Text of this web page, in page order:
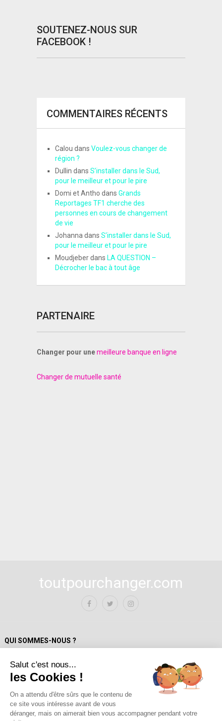
SOUTENEZ-NOUS SUR
FACEBOOK !
COMMENTAIRES RÉCENTS
Calou dans Voulez-vous changer de
région ?
Dullin dans S’installer dans le Sud,
pour le meilleur et pour le pire
Domi et Antho dans Grands
Reportages TF1 cherche des
personnes en cours de changement
de vie
Johanna dans S’installer dans le Sud,
pour le meilleur et pour le pire
Moudjeberdans LA QUESTION –
Décrocher le bac à tout âge
PARTENAIRE
Changer pour unemeilleure banque en ligne
Changer de mutuelle santé
toutpourchanger.com
QUI SOMMES-NOUS ?
Mentions Légales
Politique de confidentialité
A propos de toutpourchanger.com
Fondateur et auteur / Yves Deloison
Les auteur.trices
Salut c'est nous...
les Cookies !
On a attendu d'être sûrs que le contenu de
ce site vous intéresse avant de vous
déranger, mais on aimerait bien vous accompagner pendant votre